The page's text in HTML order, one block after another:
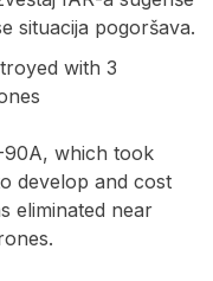
situacija pogoršava.
with 3
which took
develop and cost
eliminated near